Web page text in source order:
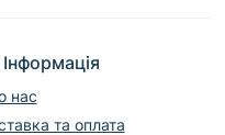
Інформація
нас
та оплата